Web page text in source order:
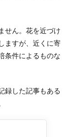
せん。花を近づけ
ますが、近くに寄
条件によるものな
録した記事もある